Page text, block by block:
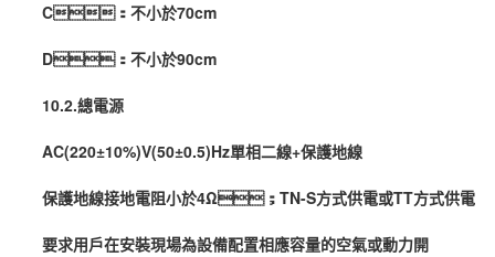
C：不小於70cm
D：不小於90cm
10.2.總電源
AC(220±10%)V(50±0.5)Hz單相二線+保護地線
保護地線接地電阻小於4Ω；TN-S方式供電或TT方式供電
要求用戶在安裝現場為設備配置相應容量的空氣或動力開